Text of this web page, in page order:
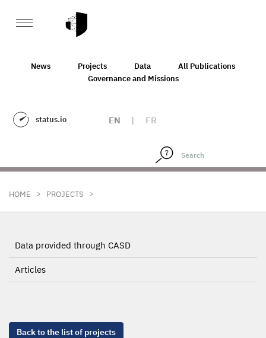
News Projects Data
All Publications
Governance and Missions
status.io EN | FR
HOME > PROJECTS >
Data provided through CASD
Articles
Back to the list of projects